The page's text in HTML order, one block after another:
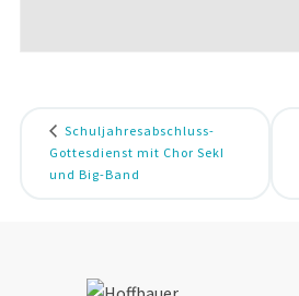
Schuljahresabschluss-
Gottesdienst mit Chor SekI
und Big-Band